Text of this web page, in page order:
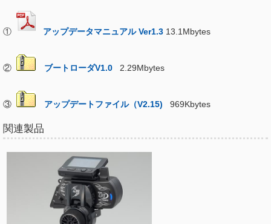
① アップデータマニュアル Ver1.3 13.1Mbytes
② ブートローダV1.0 2.29Mbytes
③ アップデートファイル（V2.15) 969Kbytes
関連製品